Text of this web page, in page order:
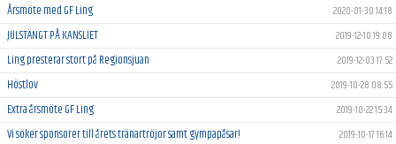
Årsmöte med GF Ling 2020-01-30 14:18
JULSTÄNGT PÅ KANSLIET 2019-12-10 19:08
Ling presterar stort på Regionsjuan 2019-12-03 17:52
Höstlov 2019-10-28 08:55
Extra årsmöte GF Ling 2019-10-22 15:34
Vi söker sponsorer till årets tränartröjor samt gympapåsar! 2019-10-17 16:14